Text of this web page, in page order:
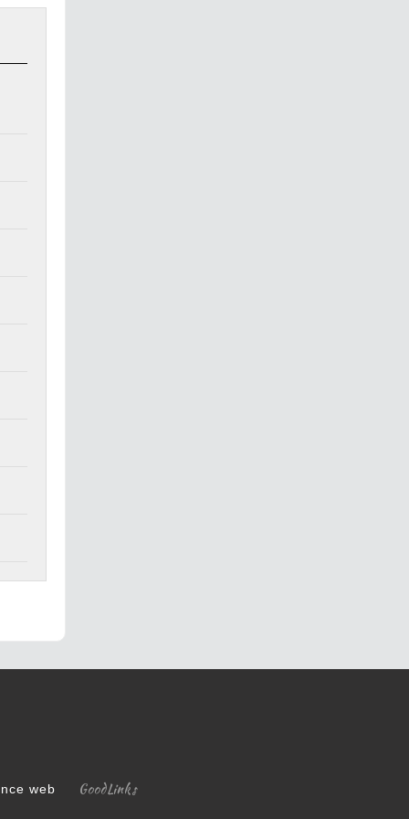
web GoodLinks